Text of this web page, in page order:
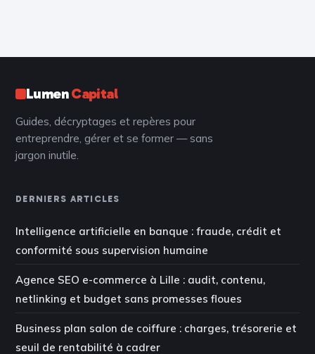
transition
données
LumenCapital
Guides, décryptages et repères pour
entreprendre, gérer et se former — sans
jargon inutile.
DERNIERS ARTICLES
Intelligence artificielle en banque : fraude, crédit et
conformité sous supervision humaine
Agence SEO e-commerce à Lille : audit, contenu,
netlinking et budget sans promesses floues
Business plan salon de coiffure : charges, trésorerie et
seuil de rentabilité à cadrer